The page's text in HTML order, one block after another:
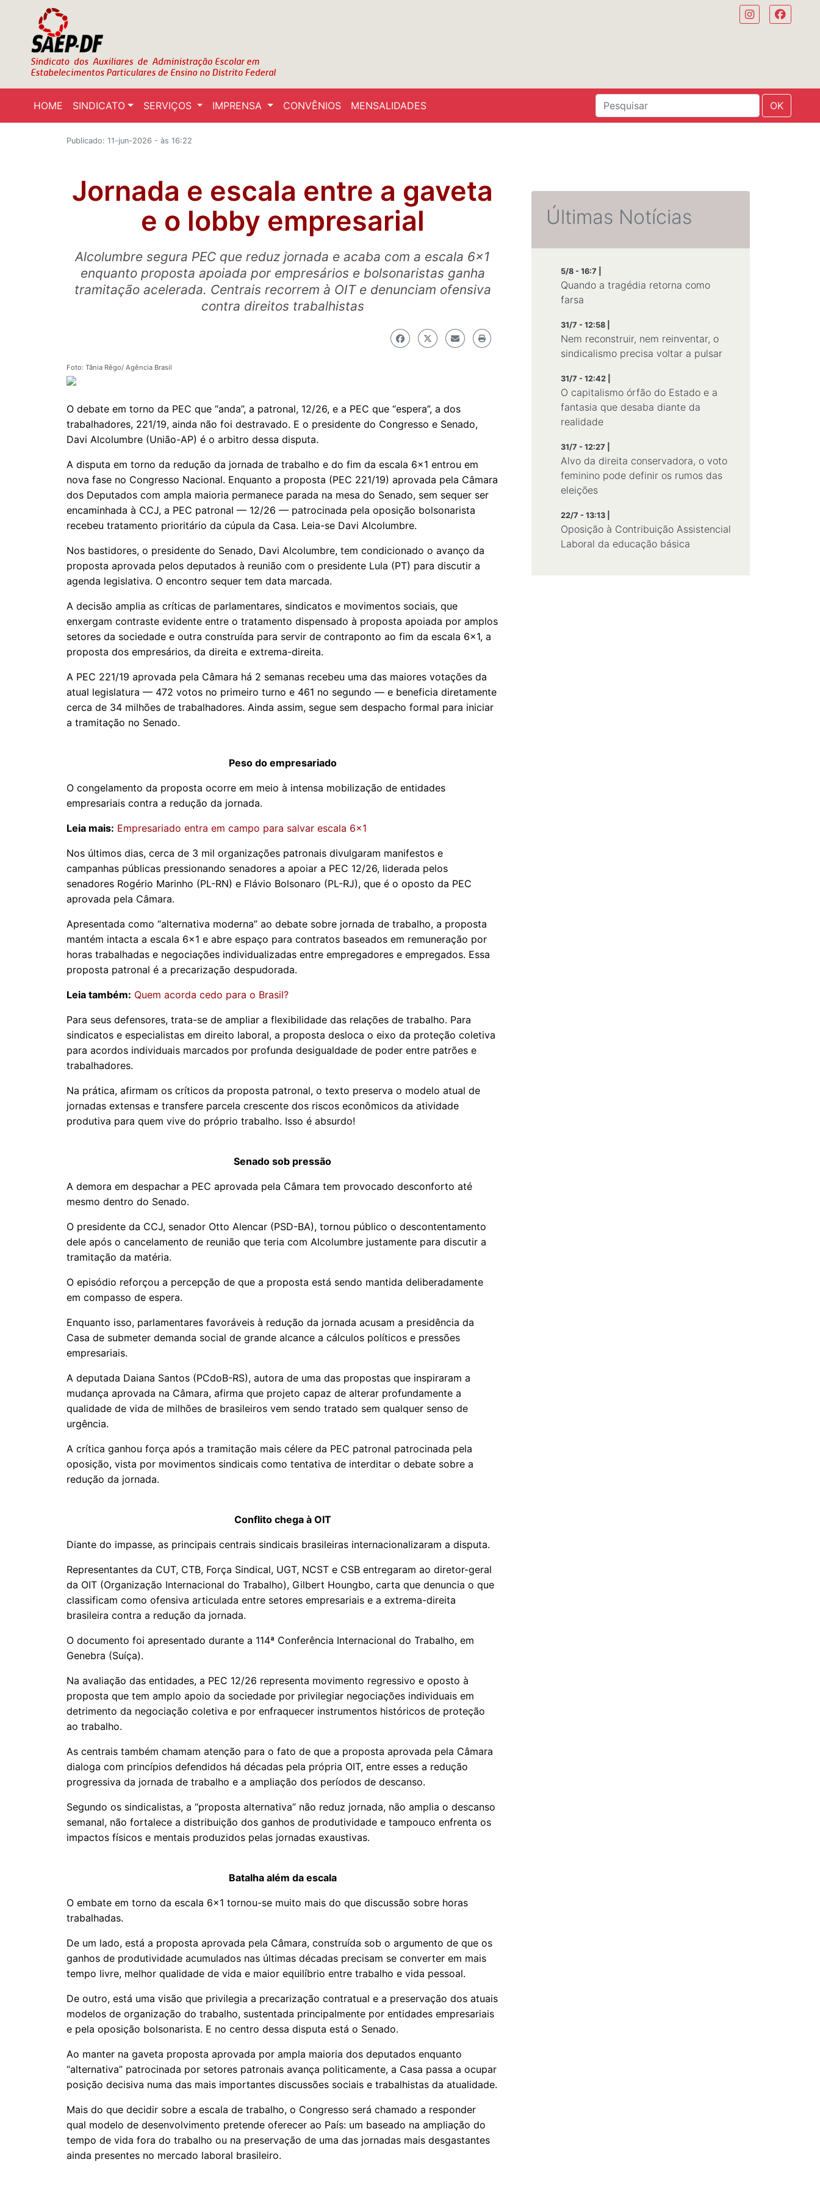
HOME SINDICATO SERVIÇOS IMPRENSA CONVÊNIOS MENSALIDADES OK
Publicado: 11-jun-2026 - às 16:22
Jornada e escala entre a gaveta
e o lobby empresarial
Alcolumbre segura PEC que reduz jornada e acaba com a escala 6x1
enquanto proposta apoiada por empresários e bolsonaristas ganha
tramitação acelerada. Centrais recorrem à OIT e denunciam ofensiva
contra direitos trabalhistas
Foto: Tânia Rêgo/ Agência Brasil
O debate em torno da PEC que “anda”, a patronal, 12/26, e a PEC que “espera”, a dos
trabalhadores, 221/19, ainda não foi destravado. E o presidente do Congresso e Senado,
Davi Alcolumbre (União-AP) é o arbitro dessa disputa.
A disputa em torno da redução da jornada de trabalho e do fim da escala 6x1 entrou em
nova fase no Congresso Nacional. Enquanto a proposta (PEC 221/19) aprovada pela Câmara
dos Deputados com ampla maioria permanece parada na mesa do Senado, sem sequer ser
encaminhada à CCJ, a PEC patronal — 12/26 — patrocinada pela oposição bolsonarista
recebeu tratamento prioritário da cúpula da Casa. Leia-se Davi Alcolumbre.
Nos bastidores, o presidente do Senado, Davi Alcolumbre, tem condicionado o avanço da
proposta aprovada pelos deputados à reunião com o presidente Lula (PT) para discutir a
agenda legislativa. O encontro sequer tem data marcada.
A decisão amplia as críticas de parlamentares, sindicatos e movimentos sociais, que
enxergam contraste evidente entre o tratamento dispensado à proposta apoiada por amplos
setores da sociedade e outra construída para servir de contraponto ao fim da escala 6x1, a
proposta dos empresários, da direita e extrema-direita.
A PEC 221/19 aprovada pela Câmara há 2 semanas recebeu uma das maiores votações da
atual legislatura — 472 votos no primeiro turno e 461 no segundo — e beneficia diretamente
cerca de 34 milhões de trabalhadores. Ainda assim, segue sem despacho formal para iniciar
a tramitação no Senado.
Peso do empresariado
O congelamento da proposta ocorre em meio à intensa mobilização de entidades
empresariais contra a redução da jornada.
Leia mais: Empresariado entra em campo para salvar escala 6x1
Nos últimos dias, cerca de 3 mil organizações patronais divulgaram manifestos e
campanhas públicas pressionando senadores a apoiar a PEC 12/26, liderada pelos
senadores Rogério Marinho (PL-RN) e Flávio Bolsonaro (PL-RJ), que é o oposto da PEC
aprovada pela Câmara.
Apresentada como “alternativa moderna” ao debate sobre jornada de trabalho, a proposta
mantém intacta a escala 6x1 e abre espaço para contratos baseados em remuneração por
horas trabalhadas e negociações individualizadas entre empregadores e empregados. Essa
proposta patronal é a precarização despudorada.
Leia também: Quem acorda cedo para o Brasil?
Para seus defensores, trata-se de ampliar a flexibilidade das relações de trabalho. Para
sindicatos e especialistas em direito laboral, a proposta desloca o eixo da proteção coletiva
para acordos individuais marcados por profunda desigualdade de poder entre patrões e
trabalhadores.
Na prática, afirmam os críticos da proposta patronal, o texto preserva o modelo atual de
jornadas extensas e transfere parcela crescente dos riscos econômicos da atividade
produtiva para quem vive do próprio trabalho. Isso é absurdo!
Senado sob pressão
A demora em despachar a PEC aprovada pela Câmara tem provocado desconforto até
mesmo dentro do Senado.
O presidente da CCJ, senador Otto Alencar (PSD-BA), tornou público o descontentamento
dele após o cancelamento de reunião que teria com Alcolumbre justamente para discutir a
tramitação da matéria.
O episódio reforçou a percepção de que a proposta está sendo mantida deliberadamente
em compasso de espera.
Enquanto isso, parlamentares favoráveis à redução da jornada acusam a presidência da
Casa de submeter demanda social de grande alcance a cálculos políticos e pressões
empresariais.
A deputada Daiana Santos (PCdoB-RS), autora de uma das propostas que inspiraram a
mudança aprovada na Câmara, afirma que projeto capaz de alterar profundamente a
qualidade de vida de milhões de brasileiros vem sendo tratado sem qualquer senso de
urgência.
A crítica ganhou força após a tramitação mais célere da PEC patronal patrocinada pela
oposição, vista por movimentos sindicais como tentativa de interditar o debate sobre a
redução da jornada.
Conflito chega à OIT
Diante do impasse, as principais centrais sindicais brasileiras internacionalizaram a disputa.
Representantes da CUT, CTB, Força Sindical, UGT, NCST e CSB entregaram ao diretor-geral
da OIT (Organização Internacional do Trabalho), Gilbert Houngbo, carta que denuncia o que
classificam como ofensiva articulada entre setores empresariais e a extrema-direita
brasileira contra a redução da jornada.
O documento foi apresentado durante a 114ª Conferência Internacional do Trabalho, em
Genebra (Suíça).
Na avaliação das entidades, a PEC 12/26 representa movimento regressivo e oposto à
proposta que tem amplo apoio da sociedade por privilegiar negociações individuais em
detrimento da negociação coletiva e por enfraquecer instrumentos históricos de proteção
ao trabalho.
As centrais também chamam atenção para o fato de que a proposta aprovada pela Câmara
dialoga com princípios defendidos há décadas pela própria OIT, entre esses a redução
progressiva da jornada de trabalho e a ampliação dos períodos de descanso.
Segundo os sindicalistas, a “proposta alternativa” não reduz jornada, não amplia o descanso
semanal, não fortalece a distribuição dos ganhos de produtividade e tampouco enfrenta os
impactos físicos e mentais produzidos pelas jornadas exaustivas.
Batalha além da escala
O embate em torno da escala 6x1 tornou-se muito mais do que discussão sobre horas
trabalhadas.
De um lado, está a proposta aprovada pela Câmara, construída sob o argumento de que os
ganhos de produtividade acumulados nas últimas décadas precisam se converter em mais
tempo livre, melhor qualidade de vida e maior equilíbrio entre trabalho e vida pessoal.
De outro, está uma visão que privilegia a precarização contratual e a preservação dos atuais
modelos de organização do trabalho, sustentada principalmente por entidades empresariais
e pela oposição bolsonarista. E no centro dessa disputa está o Senado.
Ao manter na gaveta proposta aprovada por ampla maioria dos deputados enquanto
“alternativa” patrocinada por setores patronais avança politicamente, a Casa passa a ocupar
posição decisiva numa das mais importantes discussões sociais e trabalhistas da atualidade.
Mais do que decidir sobre a escala de trabalho, o Congresso será chamado a responder
qual modelo de desenvolvimento pretende oferecer ao País: um baseado na ampliação do
tempo de vida fora do trabalho ou na preservação de uma das jornadas mais desgastantes
ainda presentes no mercado laboral brasileiro.
Últimas Notícias
5/8 - 16:7 |
Quando a tragédia retorna como
farsa
31/7 - 12:58 |
Nem reconstruir, nem reinventar, o
sindicalismo precisa voltar a pulsar
31/7 - 12:42 |
O capitalismo órfão do Estado e a
fantasia que desaba diante da
realidade
31/7 - 12:27 |
Alvo da direita conservadora, o voto
feminino pode definir os rumos das
eleições
22/7 - 13:13 |
Oposição à Contribuição Assistencial
Laboral da educação básica